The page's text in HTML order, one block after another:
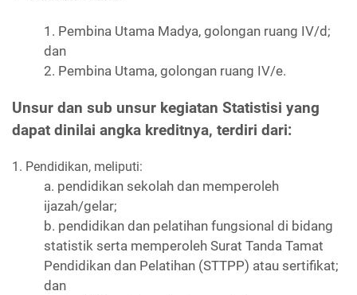
1. Pembina Utama Madya, golongan ruang IV/d;
dan
2. Pembina Utama, golongan ruang IV/e.
Unsur dan sub unsur kegiatan Statistisi yang
dapat dinilai angka kreditnya, terdiri dari:
1. Pendidikan, meliputi:
a. pendidikan sekolah dan memperoleh
ijazah/gelar;
b. pendidikan dan pelatihan fungsional di bidang
statistik serta memperoleh Surat Tanda Tamat
Pendidikan dan Pelatihan (STTPP) atau sertifikat;
dan